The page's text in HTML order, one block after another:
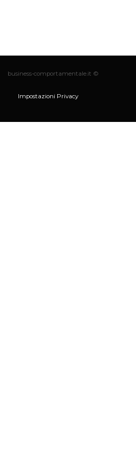
business-comportamentale.it ©
Impostazioni Privacy